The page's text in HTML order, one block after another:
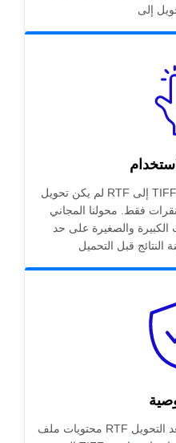
لم يكن تحويل RTF إلى TIFF أسهل من قبل. يتيح لك واجهتنا
فقط. محولنا المجاني
الكبيرة والصغيرة على حد
محتويات ملف RTF لا تُقرأ ولا تُعاد استخدامها أبدًا. بعد التحويل